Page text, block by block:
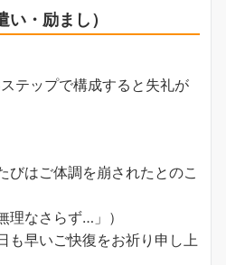
・励まし）
テップで構成すると失礼が
びはご体調を崩されたとのこ
理なさらず…」）
も早いご快復をお祈り申し上